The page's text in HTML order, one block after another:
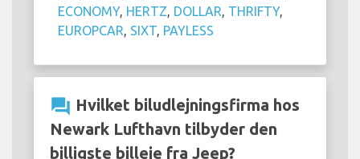
ECONOMY, HERTZ, DOLLAR, THRIFTY,
EUROPCAR, SIXT, PAYLESS
question_answer Hvilket biludlejningsfirma hos
Newark Lufthavn tilbyder den
billigste billeje fra Jeep?